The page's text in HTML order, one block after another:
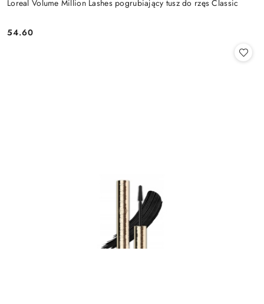
Loreal Volume Million Lashes pogrubiający tusz do rzęs Classic
Cena:
54.60